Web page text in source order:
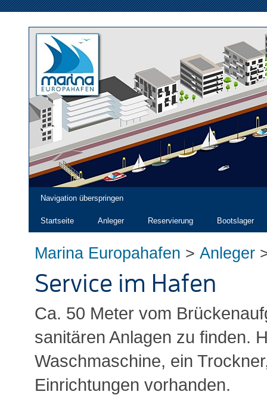
Navigation überspringen
Startseite Anleger Reservierung Bootslager
Marina Europahafen > Anleger
Service im Hafen
Ca. 50 Meter vom
sanitären Anlagen zu finden.
Waschmaschine, ein
Einrichtungen vorhanden.